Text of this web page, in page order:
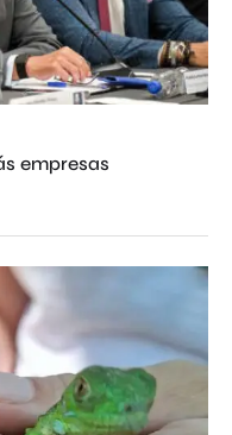
empresas